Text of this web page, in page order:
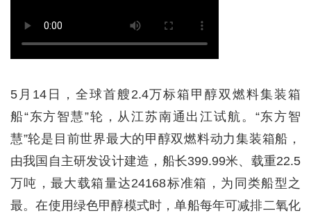
5月14日，全球首艘2.4万标箱甲醇双燃料集装箱
船“东方智慧”轮，从江苏南通出江试航。“东方智
慧”轮是目前世界最大的甲醇双燃料动力集装箱船，
由我国自主研发设计建造，船长399.99米、载重22.5
万吨，最大载箱量达24168标准箱，为同类船型之
最。在使用绿色甲醇模式时，单船每年可减排二氧化